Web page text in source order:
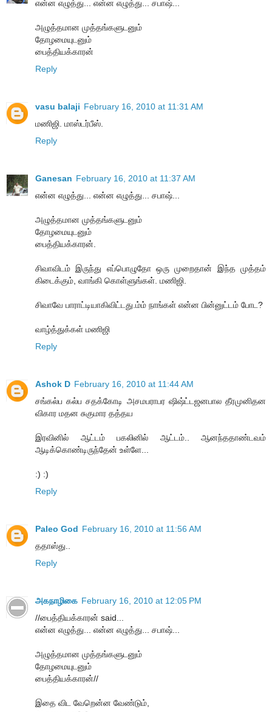
என்ன எழுத்து... என்ன எழுத்து... சபாஷ்...
அழுத்தமான முத்தங்களுடனும்
தோழமையுடனும்
பைத்தியக்காரன்
Reply
vasu balaji February 16, 2010 at 11:31 AM
மணிஜி. மாஸ்டர்பீஸ்.
Reply
Ganesan February 16, 2010 at 11:37 AM
என்ன எழுத்து... என்ன எழுத்து... சபாஷ்...
அழுத்தமான முத்தங்களுடனும்
தோழமையுடனும்
பைத்தியக்காரன்.
சிவாவிடம் இருந்து எப்பொழுதோ ஒரு முறைதான் இந்த முத்தம்
கிடைக்கும், வாங்கி கொள்ளுங்கள். மணிஜி.
சிவாவே பாராட்டியாகிவிட்டது.ம்ம் நாங்கள் என்ன பின்னுட்டம் போட?
வாழ்த்துக்கள் மணிஜி
Reply
Ashok D February 16, 2010 at 11:44 AM
சங்கல்ப கல்ப சதக்கோடி அசமபராபர ஷிஷ்ட்டஜனபால தீரமுனிதன
விகார மதன சுகுமார தத்தய
இரவினில் ஆட்டம் பகலினில் ஆட்டம்.. ஆனந்ததாண்டவம்
ஆடிக்கொண்டிருந்தேன் உள்ளே...
:) :)
Reply
Paleo God February 16, 2010 at 11:56 AM
ததாஸ்து..
Reply
அகநாழிகை February 16, 2010 at 12:05 PM
//பைத்தியக்காரன் said...
என்ன எழுத்து... என்ன எழுத்து... சபாஷ்...
அழுத்தமான முத்தங்களுடனும்
தோழமையுடனும்
பைத்தியக்காரன்//
இதை விட வேறென்ன வேண்டும்,